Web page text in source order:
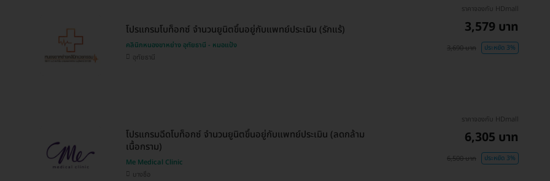
โปรแกรมโบท็อกซ์ จำนวนยูนิตขึ้นอยู่กับแพทย์ประเมิน (รักแร้)
คลินิกหนองขาหย่าง อุทัยธานี - หมอแป้ง
อุทัยธานี
ราคาจองกับ HDmall
3,579 บาท
3,690 บาท ประหยัด 3%
โปรแกรมฉีดโบท็อกซ์ จำนวนยูนิตขึ้นอยู่กับแพทย์ประเมิน (ลดกล้าม
เนื้อกราม)
Me Medical Clinic
บางซื่อ
ราคาจองกับ HDmall
6,305 บาท
6,500 บาท ประหยัด 3%